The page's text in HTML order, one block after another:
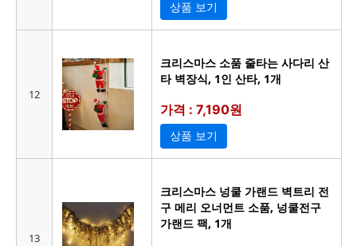
상품 보기
12
크리스마스 소품 줄타는 사다리 산
타 벽장식, 1인 산타, 1개
가격 : 7,190원
상품 보기
13
크리스마스 넝쿨 가랜드 벽트리 전
구 메리 오너먼트 소품, 넝쿨전구
가랜드 팩, 1개